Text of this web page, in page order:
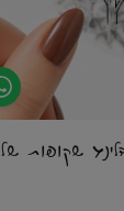
שקופות של